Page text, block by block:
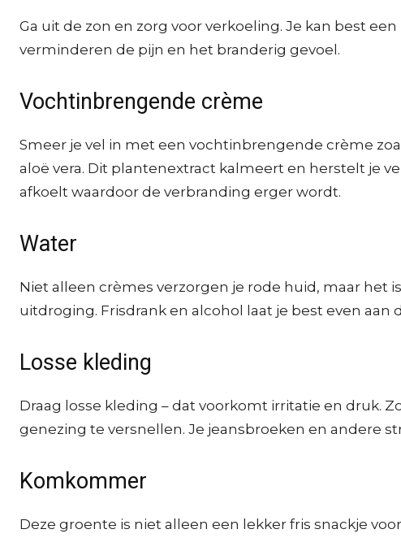
Ga uit de zon en zorg voor verkoeling. Je kan best
verminderen de pijn en het branderig gevoel.
Vochtinbrengende crème
Smeer je vel in met een vochtinbrengende crème
aloë vera. Dit plantenextract kalmeert en herstelt je
afkoelt waardoor de verbranding erger wordt.
Water
Niet alleen crèmes verzorgen je rode huid, maar het
uitdroging. Frisdrank en alcohol laat je best even
Losse kleding
Draag losse kleding – dat voorkomt irritatie en druk.
genezing te versnellen. Je jeansbroeken en andere
Komkommer
Deze groente is niet alleen een lekker fris snackje